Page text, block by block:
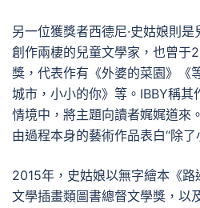
另一位獲獎者西德尼·史姑娘則
創作兩棲的兒童文學家，也曾于
獎，代表作有《外婆的菜園》《
城市，小小的你》等。IBBY稱其
情境中，將主題向讀者娓娓道來
由過程本身的藝術作品表白“除了
2015年，史姑娘以無字繪本《
文學插畫類圖書總督文學獎，以